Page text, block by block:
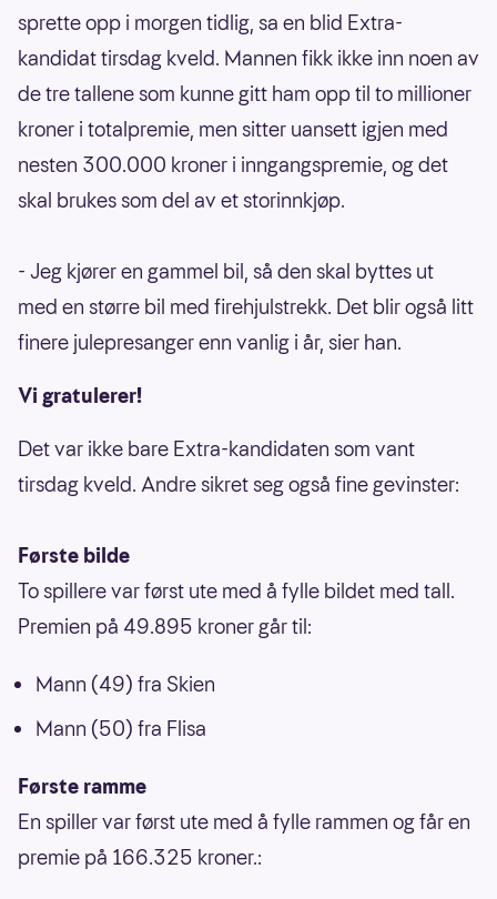
sprette opp i morgen tidlig, sa en blid Extra-
kandidat tirsdag kveld. Mannen fikk ikke inn noen av
de tre tallene som kunne gitt ham opp til to millioner
kroner i totalpremie, men sitter uansett igjen med
nesten 300.000 kroner i inngangspremie, og det
skal brukes som del av et storinnkjøp.
- Jeg kjører en gammel bil, så den skal byttes ut
med en større bil med firehjulstrekk. Det blir også litt
finere julepresanger enn vanlig i år, sier han.
Vi gratulerer!
Det var ikke bare Extra-kandidaten som vant
tirsdag kveld. Andre sikret seg også fine gevinster:
Første bilde
To spillere var først ute med å fylle bildet med tall.
Premien på 49.895 kroner går til:
Mann (49) fra Skien
Mann (50) fra Flisa
Første ramme
En spiller var først ute med å fylle rammen og får en
premie på 166.325 kroner.: